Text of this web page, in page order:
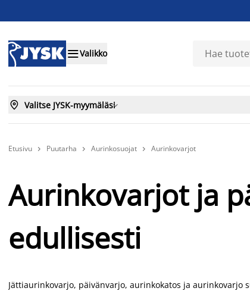
Valikko
 Valitse JYSK-myymäläsi
Etusivu  Puutarha  Aurinkosuojat  Aurinkovarjot
Aurinkovarjot ja
edullisesti
Jättiaurinkovarjo, päivänvarjo, aurinkokatos ja